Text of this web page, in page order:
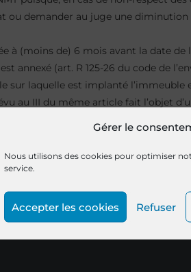
Gérer le
Nous utilisons des cookies pour optimiser
service.
Accepter les cookies Refuser
ou demander au juge une diminution
à (moins de) 6 mois avant la date
annexé (art. R 125-26 du code de
sur laquelle est implanté
au III du même article fait l’objet
des risques naturels et